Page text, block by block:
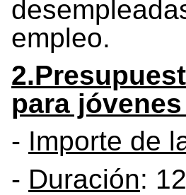
empleo.
para
- Importe de
- Duración: